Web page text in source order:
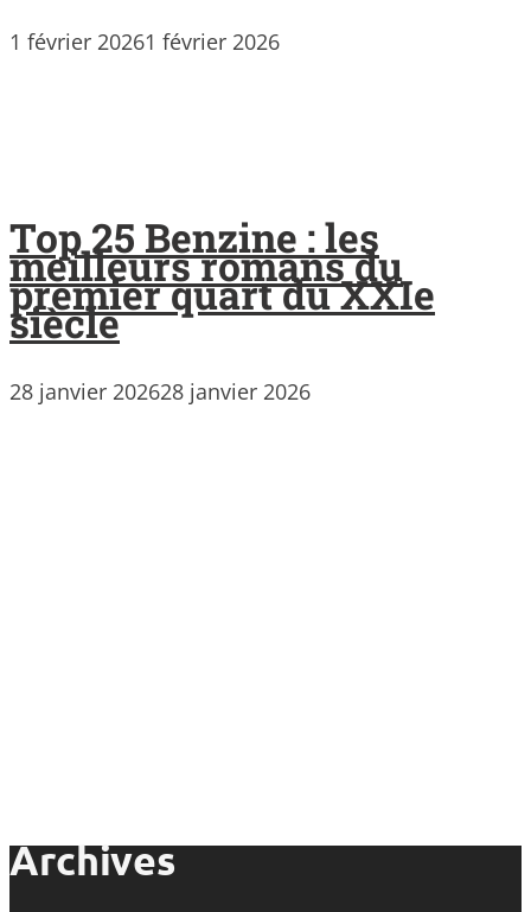
1 février 20261 février 2026
Top 25 Benzine : les
meilleurs romans du
premier quart du XXIe
siècle
28 janvier 202628 janvier 2026
Archives